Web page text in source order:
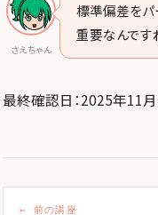
さえちゃん
標準偏差をパ
重要なんです
最終確認日：2025年11
← 前の講座